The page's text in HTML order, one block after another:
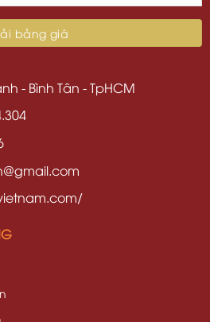
- Bình Tân - TpHCM